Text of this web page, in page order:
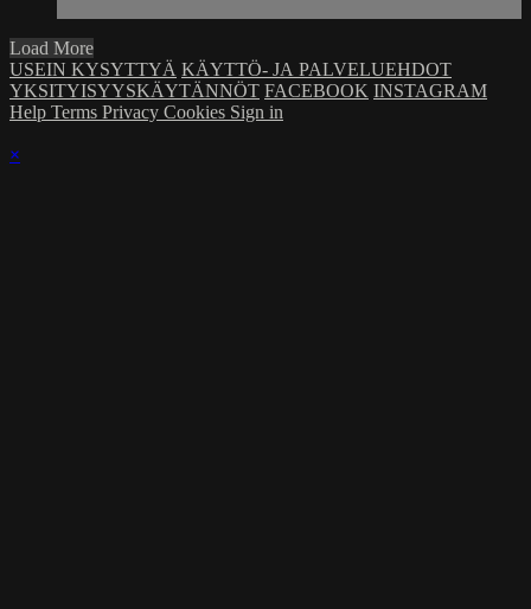
Load More
USEIN KYSYTTYÄ KÄYTTÖ- JA PALVELUEHDOT
YKSITYISYYSKÄYTÄNNÖT FACEBOOK INSTAGRAM
Help Terms Privacy Cookies Sign in
×